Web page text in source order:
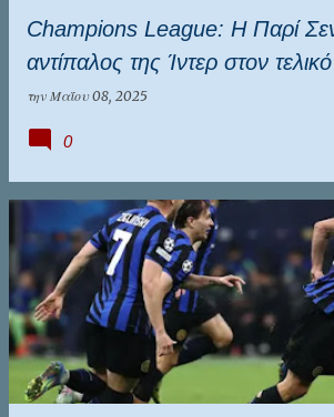
Champions League: Η Παρί
αντίπαλος της Ίντερ στον τελικό
την Μαΐου 08, 2025
0